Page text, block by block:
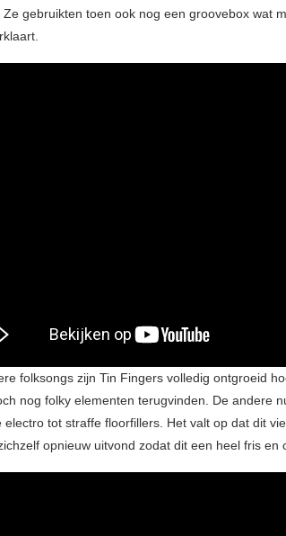
Ze gebruikten toen ook nog een groovebox wat
folksongs zijn Tin Fingers volledig ontgroeid
nog folky elementen terugvinden. De andere
electro tot straffe floorfillers. Het valt op dat dit
opnieuw uitvond zodat dit een heel fris en